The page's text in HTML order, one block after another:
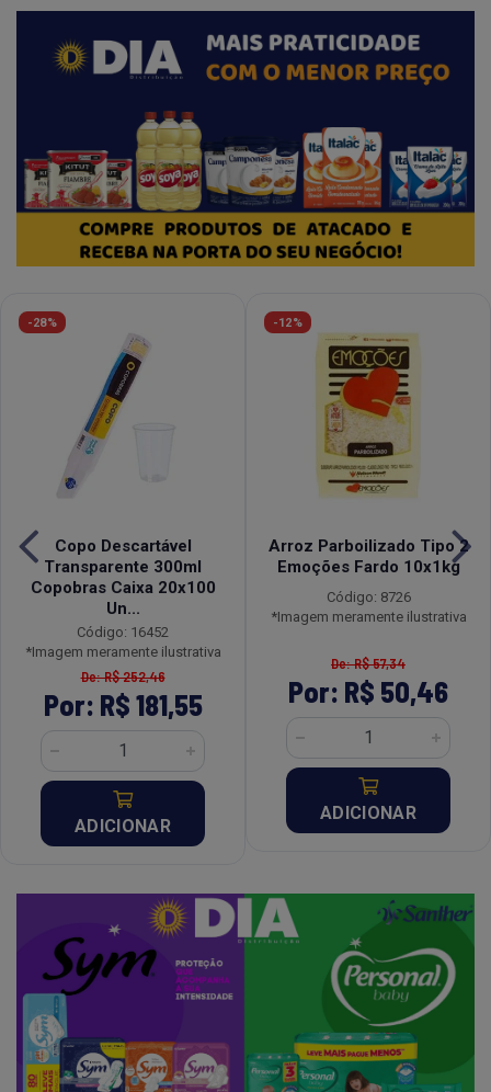
-28%
Copo Descartável
Transparente 300ml
Copobras Caixa 20x100
Un...
Código: 16452
*Imagem meramente ilustrativa
De: R$ 252,46
Por: R$ 181,55
ADICIONAR
-12%
Arroz Parboilizado Tipo 2
Emoções Fardo 10x1kg
Código: 8726
*Imagem meramente ilustrativa
De: R$ 57,34
Por: R$ 50,46
ADICIONAR